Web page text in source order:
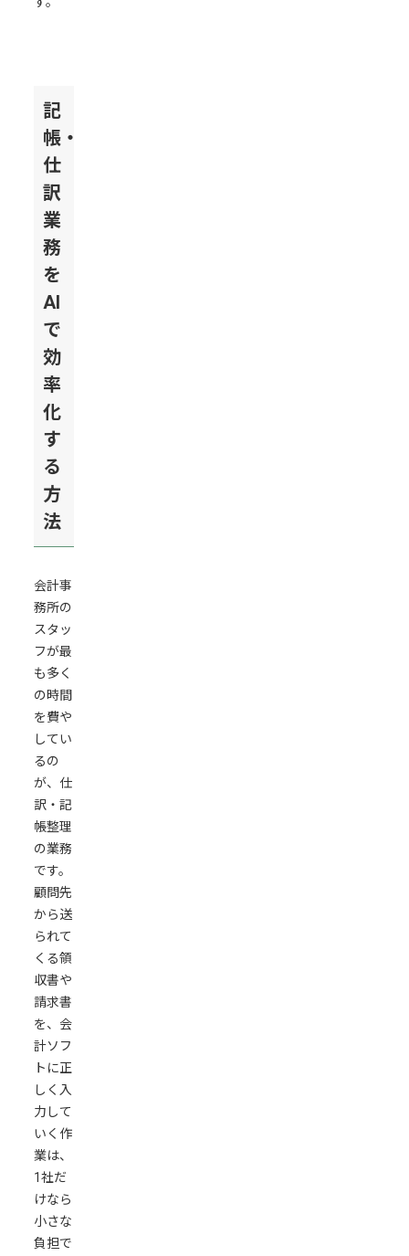
記
帳・
仕
訳
業
務
を
AI
で
効
率
化
す
る
方
法
会計事
務所の
スタッ
フが最
も多く
の時間
を費や
してい
るの
が、仕
訳・記
帳整理
の業務
です。
顧問先
から送
られて
くる領
収書や
請求書
を、会
計ソフ
トに正
しく入
力して
いく作
業は、
1社だ
けなら
小さな
負担で